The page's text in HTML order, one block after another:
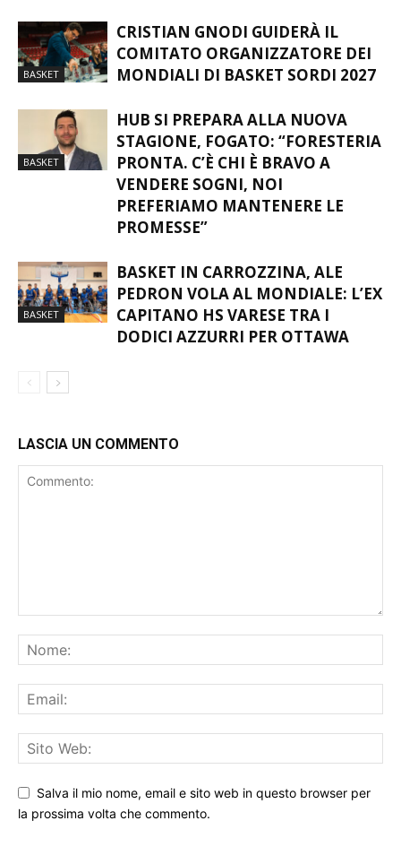
BASKET
CRISTIAN GNODI GUIDERÀ IL
COMITATO ORGANIZZATORE DEI
MONDIALI DI BASKET SORDI 2027
BASKET
HUB SI PREPARA ALLA NUOVA
STAGIONE, FOGATO: “FORESTERIA
PRONTA. C’È CHI È BRAVO A
VENDERE SOGNI, NOI
PREFERIAMO MANTENERE LE
PROMESSE”
BASKET
BASKET IN CARROZZINA, ALE
PEDRON VOLA AL MONDIALE: L’EX
CAPITANO HS VARESE TRA I
DODICI AZZURRI PER OTTAWA
LASCIA UN COMMENTO
Salva il mio nome, email e sito web in questo browser per
la prossima volta che commento.